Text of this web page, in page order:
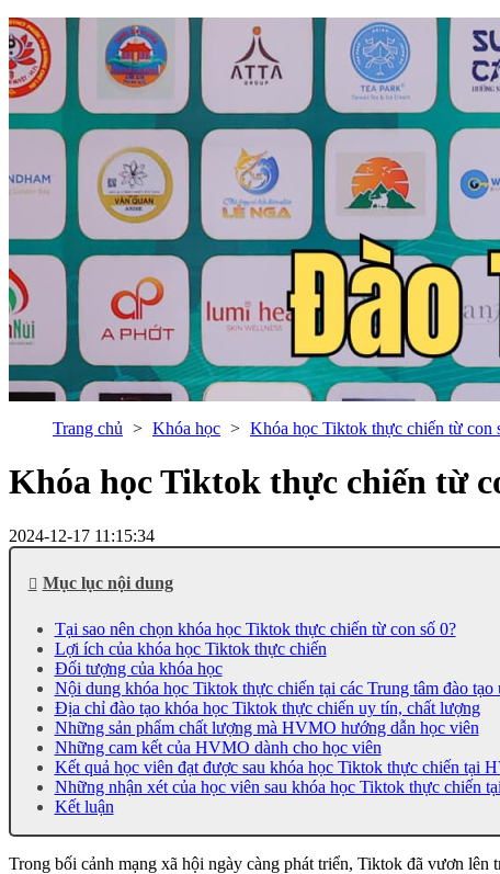
Trang chủ Khóa học Khóa học Tiktok thực chiến từ con
Khóa học Tiktok thực chiến từ
2024-12-17 11:15:34
Mục lục nội dung
Tại sao nên chọn khóa học Tiktok thực chiến từ con số 0?
Lợi ích của khóa học Tiktok thực chiến
Đối tượng của khóa học
Nội dung khóa học Tiktok thực chiến tại các Trung tâm đào tạo
Địa chỉ đào tạo khóa học Tiktok thực chiến uy tín, chất lượng
Những sản phẩm chất lượng mà HVMO hướng dẫn học viên
Những cam kết của HVMO dành cho học viên
Kết quả học viên đạt được sau khóa học Tiktok thực chiến tại
Những nhận xét của học viên sau khóa học Tiktok thực chiến
Kết luận
Trong bối cảnh mạng xã hội ngày càng phát triển, Tiktok đã vươn